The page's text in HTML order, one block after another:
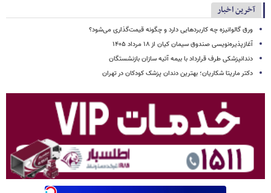
آخرین اخبار
ورق گالوانیزه چه کاربردهایی دارد و چگونه قیمت‌گذاری می‌شود؟
آغازپذیره‌نویسی صندوق سیمان کیان از ۱۸ مرداد ۱۴۰۵
دندانپزشکی طرف قرارداد با بیمه آتیه سازان بازنشستگان
دکتر ماریتا شکاریان؛ بهترین دندان پزشک کودکان در تهران